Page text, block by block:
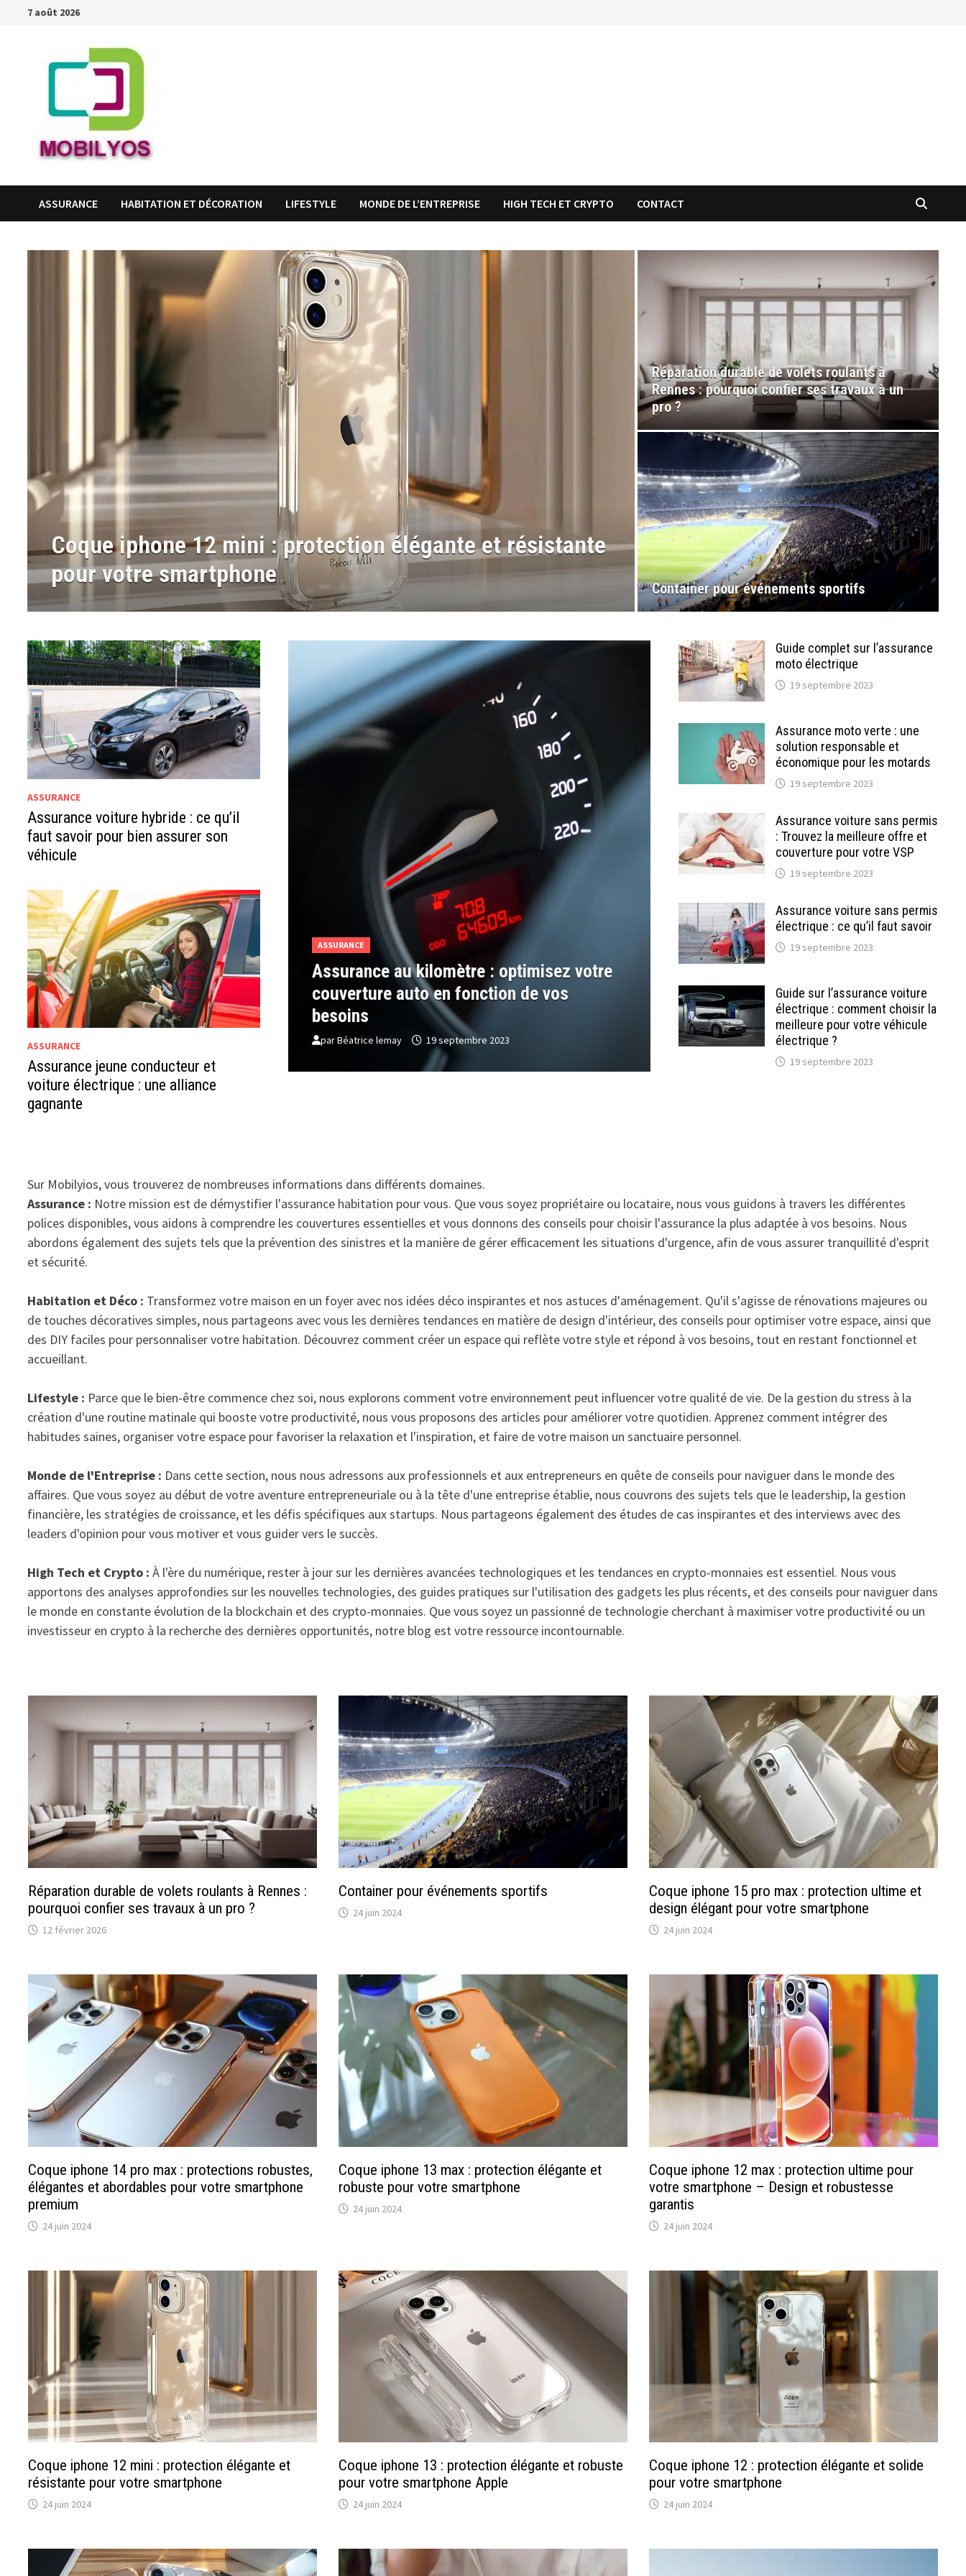
Passer7 août 2026
ASSURANCE HABITATION ET DÉCORATION LIFESTYLE MONDE DE L’ENTREPRISE HIGH TECH ET CRYPTO CONTACT
Coque iphone 11 : protection élégante et résistante pour
votre smartphone
Coque iphone 12 : protection
votre smartphone
Réparation durable de volets roulants à
Rennes : pourquoi confier ses travaux à un
pro ?
Container pour événements sportifs
ASSURANCE
Assurance voiture hybride : ce qu’il
faut savoir pour bien assurer son
véhicule
ASSURANCE
Assurance jeune conducteur et
voiture électrique : une alliance
gagnante
ASSURANCE
Assurance au kilomètre : optimisez votre
couverture auto en fonction de vos
besoins
parBéatrice lemay 19 septembre 2023
Guide complet sur l’assurance
moto électrique
19 septembre 2023
Assurance moto verte : une
solution responsable et
économique pour les motards
19 septembre 2023
Assurance voiture sans permis
: Trouvez la meilleure offre et
couverture pour votre VSP
19 septembre 2023
Assurance voiture sans permis
électrique : ce qu’il faut savoir
19 septembre 2023
Guide sur l’assurance voiture
électrique : comment choisir la
meilleure pour votre véhicule
électrique ?
19 septembre 2023
Sur Mobilyios, vous trouverez de nombreuses informations dans différents domaines.
Assurance : Notre mission est de démystifier l'assurance habitation pour vous. Que vous soyez propriétaire ou locataire, nous vous guidons à travers les différentes
polices disponibles, vous aidons à comprendre les couvertures essentielles et vous donnons des conseils pour choisir l'assurance la plus adaptée à vos besoins. Nous
abordons également des sujets tels que la prévention des sinistres et la manière de gérer efficacement les situations d'urgence, afin de vous assurer tranquillité d'esprit
et sécurité.
Habitation et Déco : Transformez votre maison en un foyer avec nos idées déco inspirantes et nos astuces d'aménagement. Qu'il s'agisse de rénovations majeures ou
de touches décoratives simples, nous partageons avec vous les dernières tendances en matière de design d'intérieur, des conseils pour optimiser votre espace, ainsi que
des DIY faciles pour personnaliser votre habitation. Découvrez comment créer un espace qui reflète votre style et répond à vos besoins, tout en restant fonctionnel et
accueillant.
Lifestyle : Parce que le bien-être commence chez soi, nous explorons comment votre environnement peut influencer votre qualité de vie. De la gestion du stress à la
création d'une routine matinale qui booste votre productivité, nous vous proposons des articles pour améliorer votre quotidien. Apprenez comment intégrer des
habitudes saines, organiser votre espace pour favoriser la relaxation et l'inspiration, et faire de votre maison un sanctuaire personnel.
Monde de l'Entreprise : Dans cette section, nous nous adressons aux professionnels et aux entrepreneurs en quête de conseils pour naviguer dans le monde des
affaires. Que vous soyez au début de votre aventure entrepreneuriale ou à la tête d'une entreprise établie, nous couvrons des sujets tels que le leadership, la gestion
financière, les stratégies de croissance, et les défis spécifiques aux startups. Nous partageons également des études de cas inspirantes et des interviews avec des
leaders d'opinion pour vous motiver et vous guider vers le succès.
High Tech et Crypto : À l'ère du numérique, rester à jour sur les dernières avancées technologiques et les tendances en crypto-monnaies est essentiel. Nous vous
apportons des analyses approfondies sur les nouvelles technologies, des guides pratiques sur l'utilisation des gadgets les plus récents, et des conseils pour naviguer dans
le monde en constante évolution de la blockchain et des crypto-monnaies. Que vous soyez un passionné de technologie cherchant à maximiser votre productivité ou un
investisseur en crypto à la recherche des dernières opportunités, notre blog est votre ressource incontournable.
Réparation durable de volets roulants à Rennes :
pourquoi confier ses travaux à un pro ?
12 février 2026
Container pour événements sportifs
24 juin 2024
Coque iphone 15 pro max : protection ultime et
design élégant pour votre smartphone
24 juin 2024
Coque iphone 14 pro max : protections robustes,
élégantes et abordables pour votre smartphone
premium
24 juin 2024
Coque iphone 13 max : protection élégante et
robuste pour votre smartphone
24 juin 2024
Coque iphone 12 max : protection ultime pour
votre smartphone – Design et robustesse
garantis
24 juin 2024
Coque iphone 12 mini : protection élégante et
résistante pour votre smartphone
24 juin 2024
Coque iphone 13 : protection élégante et robuste
pour votre smartphone Apple
24 juin 2024
Coque iphone 12 : protection élégante et solide
pour votre smartphone
24 juin 2024